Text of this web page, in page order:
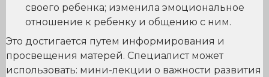
своего ребенка; изменила эмоциональное
отношение к ребенку и общению с ним.
Это достигается путем информирования и
просвещения матерей. Специалист может
использовать: мини-лекции о важности развития